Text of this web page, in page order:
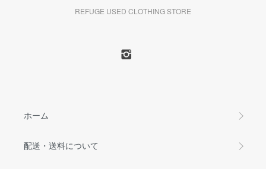
REFUGE USED CLOTHING STORE
ホーム
配送・送料について